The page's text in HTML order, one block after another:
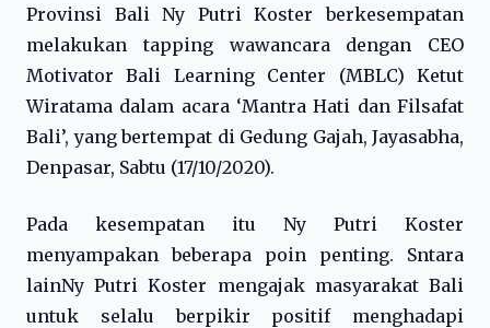
Provinsi Bali Ny Putri Koster berkesempatan
melakukan tapping wawancara dengan CEO
Motivator Bali Learning Center (MBLC) Ketut
Wiratama dalam acara ‘Mantra Hati dan Filsafat
Bali’, yang bertempat di Gedung Gajah, Jayasabha,
Denpasar, Sabtu (17/10/2020).
Pada kesempatan itu Ny Putri Koster
menyampakan beberapa poin penting. Sntara
lainNy Putri Koster mengajak masyarakat Bali
untuk selalu berpikir positif menghadapi